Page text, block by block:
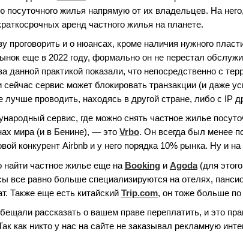
посуточного жилья напрямую от их владельцев. На
аренд частного жилья на планете.
проговорить и о нюансах, кроме наличия нужного
еще в 2022 году, формально он не перестал
данной практикой показали, что непосредственно с
сейчас сервис может блокировать транзакции (и даже
лучше проводить, находясь в другой стране, либо с IP
сервис, где можно снять частное жилье
мира (и в Бенине), — это Vrbo. Он всегда был менее
конкурент Airbnb и у него порядка 10% рынка. Ну и
найти частное жилье еще на Bookingи Agoda(для
все равно больше специализируются на отелях,
Также еще есть китайский Trip.com, он тоже больше по
рассказать о вашем праве переплатить, и это
как никто у нас на сайте не заказывал рекламную